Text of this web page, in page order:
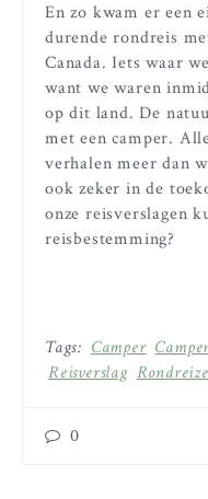
En zo kwam er een
durende rondreis
Canada. Iets waar
want we waren
op dit land. De
met een camper.
verhalen meer dan
ook zeker in de
onze reisverslagen
reisbestemming?
Tags: Camper
Reisverslag
0